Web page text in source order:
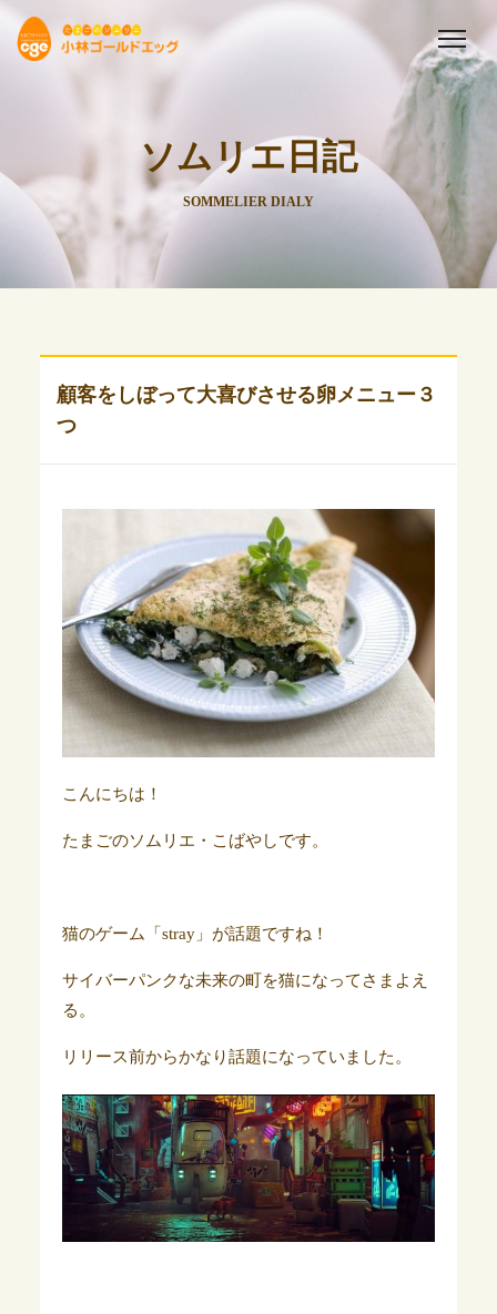
ソムリエ日記
SOMMELIER DIALY
顧客をしぼって大喜びさせる卵メニュー３
つ
こんにちは！
たまごのソムリエ・こばやしです。
猫のゲーム「stray」が話題ですね！
サイバーパンクな未来の町を猫になってさまよえ
る。
リリース前からかなり話題になっていました。